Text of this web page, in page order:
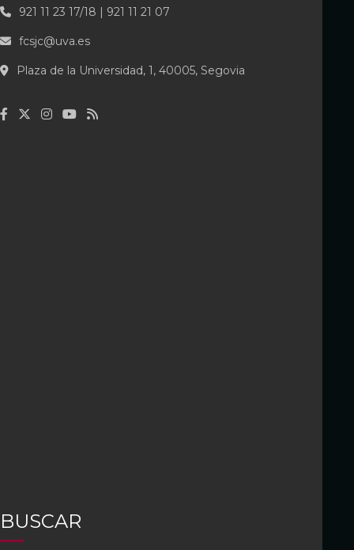
921 11 23 17/18 | 921 11 21 07
fcsjc@uva.es
Plaza de la Universidad, 1, 40005, Segovia
BUSCAR